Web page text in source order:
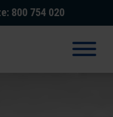
800 754 020